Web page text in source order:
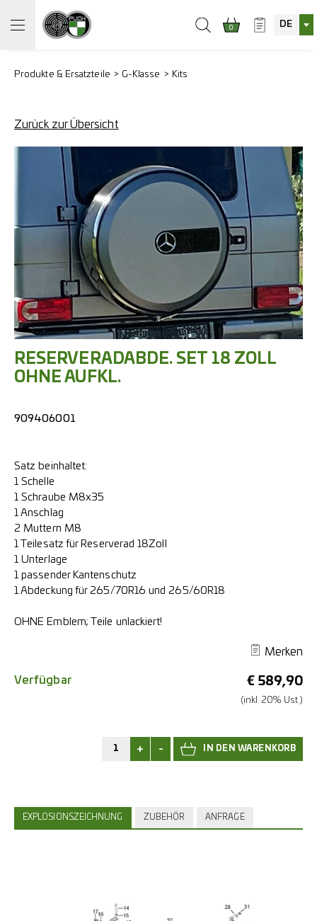
0 DE
Produkte & Ersatzteile G-Klasse Kits
Zurück zur Übersicht
RESERVERADABDE. SET 18 ZOLL
OHNE AUFKL.
909406001
Satz beinhaltet:
1 Schelle
1 Schraube M8x35
1 Anschlag
2 Muttern M8
1 Teilesatz für Reserverad 18Zoll
1 Unterlage
1 passender Kantenschutz
1 Abdeckung für 265/70R16 und 265/60R18
OHNE Emblem; Teile unlackiert!
Merken
€ 589,90
(inkl. 20% Ust.)
Verfügbar
+ -
EXPLOSIONSZEICHNUNG ZUBEHÖR ANFRAGE